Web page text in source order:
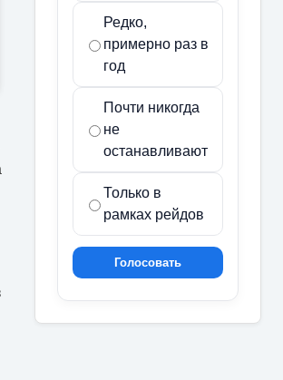
Редко,
примерно раз в
год
Почти никогда
не
останавливают
Только в
рамках рейдов
Голосовать